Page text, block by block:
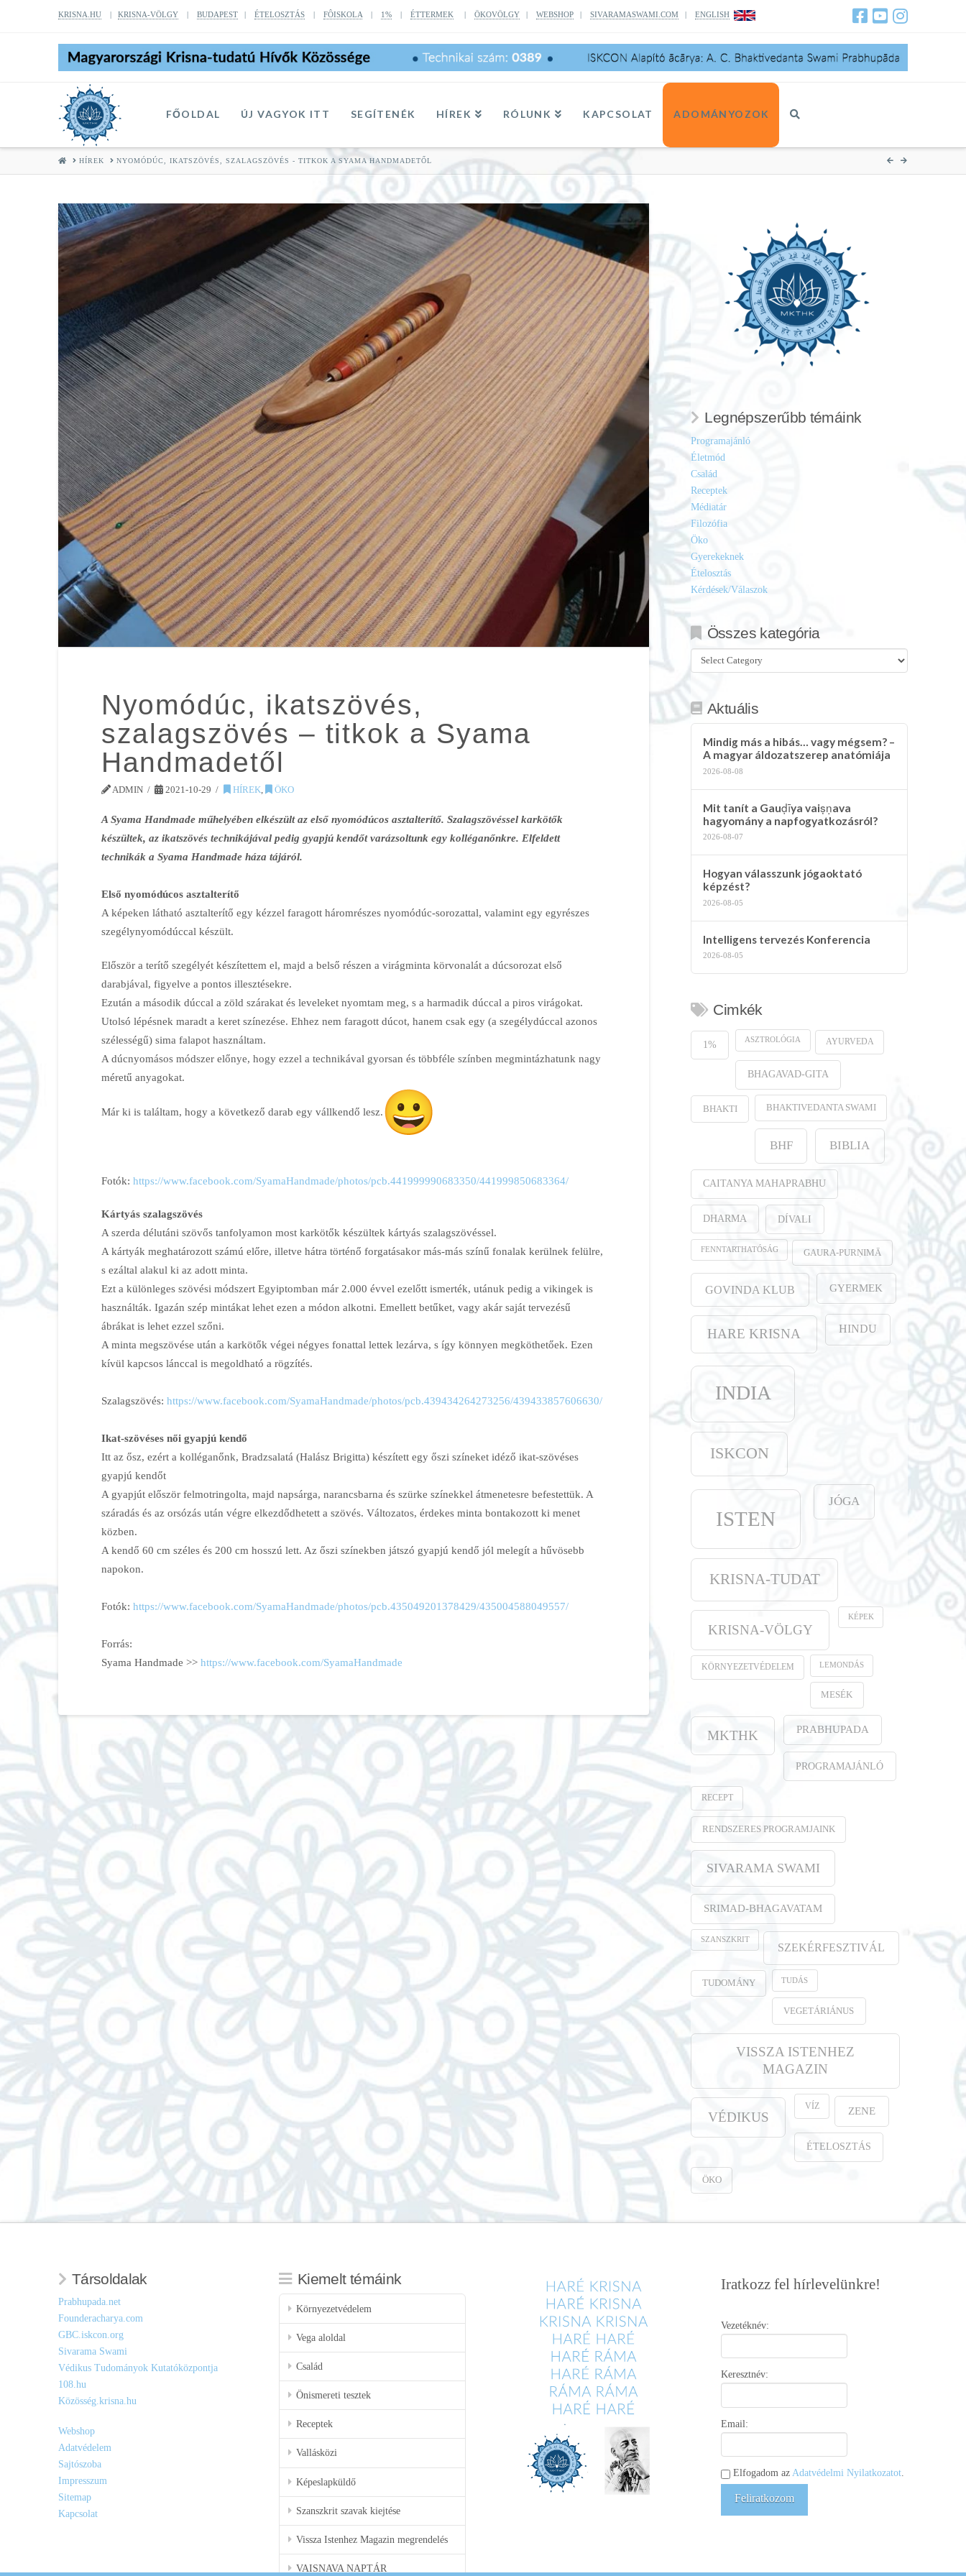
KRISNA.HU| KRISNA-VÖLGY| BUDAPEST| ÉTELOSZTÁS| FÔISKOLA| 1%| ÉTTERMEK | ÖKOVÖLGY| WEBSHOP| SIVARAMASWAMI.COM| ENGLISH
FŐOLDAL ÚJ VAGYOK ITT SEGÍTENÉK HÍREK RÓLUNK KAPCSOLAT ADOMÁNYOZOK
HOMEHÍREK NYOMÓDÚC, IKATSZÖVÉS, SZALAGSZÖVÉS - TITKOK A SYAMA HANDMADETŐL
Nyomódúc, ikatszövés,
szalagszövés – titkok a Syama
Handmadetől
ADMIN 2021-10-29 HÍREK, ÖKO
A Syama Handmade műhelyében elkészült az első nyomódúcos asztalterítő. Szalagszövéssel karkötők
készültek, az ikatszövés technikájával pedig gyapjú kendőt varázsoltunk egy kolléganőnkre. Elfeldett
technikák a Syama Handmade háza tájáról.
Első nyomódúcos asztalterítő
A képeken látható asztalterítő egy kézzel faragott háromrészes nyomódúc-sorozattal, valamint egy egyrészes
szegélynyomódúccal készült.
Először a terítő szegélyét készítettem el, majd a belső részen a virágminta körvonalát a dúcsorozat első
darabjával, figyelve a pontos illesztésekre.
Ezután a második dúccal a zöld szárakat és leveleket nyomtam meg, s a harmadik dúccal a piros virágokat.
Utolsó lépésnek maradt a keret színezése. Ehhez nem faragott dúcot, hanem csak egy (a szegélydúccal azonos
szélességű) sima falapot használtam.
A dúcnyomásos módszer előnye, hogy ezzel a technikával gyorsan és többféle színben megmintázhatunk nagy
méretű anyagokat.
Már ki is találtam, hogy a következő darab egy vállkendő lesz.
Fotók: https://www.facebook.com/SyamaHandmade/photos/pcb.441999990683350/441999850683364/
Kártyás szalagszövés
A szerda délutáni szövős tanfolyamon most karkötők készültek kártyás szalagszövéssel.
A kártyák meghatározott számú előre, illetve hátra történő forgatásakor más-más színű fonalak kerülnek felülre,
s ezáltal alakul ki az adott minta.
Ezt a különleges szövési módszert Egyiptomban már 2.000 évvel ezelőtt ismerték, utánuk pedig a vikingek is
használták. Igazán szép mintákat lehet ezen a módon alkotni. Emellett betűket, vagy akár saját tervezésű
ábrákat is lehet ezzel szőni.
A minta megszövése után a karkötők végei négyes fonattal lettek lezárva, s így könnyen megköthetőek. Ezen
kívül kapcsos lánccal is megoldható a rögzítés.
Szalagszövés: https://www.facebook.com/SyamaHandmade/photos/pcb.439434264273256/439433857606630/
Ikat-szövéses női gyapjú kendő
Itt az ősz, ezért a kolléganőnk, Bradzsalatá (Halász Brigitta) készített egy őszi színeket idéző ikat-szövéses
gyapjú kendőt
A gyapjút először felmotringolta, majd napsárga, narancsbarna és szürke színekkel átmenetesre befestettük. A
száradás és az orsózás után végre elkezdődhetett a szövés. Változatos, érdekes minta bontakozott ki menet
közben.
A kendő 60 cm széles és 200 cm hosszú lett. Az őszi színekben játszó gyapjú kendő jól melegít a hűvösebb
napokon.
Fotók: https://www.facebook.com/SyamaHandmade/photos/pcb.435049201378429/435004588049557/
Forrás:
Syama Handmade >> https://www.facebook.com/SyamaHandmade
Legnépszerűbb témáink
Programajánló
Életmód
Család
Receptek
Médiatár
Filozófia
Öko
Gyerekeknek
Ételosztás
Kérdések/Válaszok
Összes kategória
Összes
kategória
Aktuális
Mindig más a hibás… vagy mégsem? –
A magyar áldozatszerep anatómiája
2026-08-08
Mit tanít a Gauḍīya vaiṣṇava
hagyomány a napfogyatkozásról?
2026-08-07
Hogyan válasszunk jógaoktató
képzést?
2026-08-05
Intelligens tervezés Konferencia
2026-08-05
Cimkék
1% ASZTROLÓGIA AYURVEDA
BHAGAVAD-GITA
BHAKTI BHAKTIVEDANTA SWAMI
BHF BIBLIA
CAITANYA MAHAPRABHU
DHARMA DÍVALI
FENNTARTHATÓSÁG GAURA-PURṆIMĀ
GOVINDA KLUB GYERMEK
HARE KRISNA HINDU
INDIA
ISKCON
ISTEN
JÓGA
KRISNA-TUDAT
KRISNA-VÖLGY
KÉPEK
KÖRNYEZETVÉDELEM LEMONDÁS
MESÉK
MKTHK PRABHUPADA
PROGRAMAJÁNLÓ
RECEPT
RENDSZERES PROGRAMJAINK
SIVARAMA SWAMI
SRIMAD-BHAGAVATAM
SZANSZKRIT
SZEKÉRFESZTIVÁL
TUDOMÁNY TUDÁS
VEGETÁRIÁNUS
VISSZA ISTENHEZ
MAGAZIN
VÉDIKUS
VÍZ ZENE
ÉTELOSZTÁS
ÖKO
Társoldalak
Prabhupada.net
Founderacharya.com
GBC.iskcon.org
Sivarama Swami
Védikus Tudományok Kutatóközpontja
108.hu
Közösség.krisna.hu
Webshop
Adatvédelem
Sajtószoba
Impresszum
Sitemap
Kapcsolat
Kiemelt témáink
Környezetvédelem
Vega aloldal
Család
Önismereti tesztek
Receptek
Vallásközi
Képeslapküldő
Szanszkrit szavak kiejtése
Vissza Istenhez Magazin megrendelés
VAISNAVA NAPTÁR
Iratkozz fel hírlevelünkre!
Vezetéknév:
Keresztnév:
Email:
Elfogadom azAdatvédelmi Nyilatkozatot.
Feliratkozom